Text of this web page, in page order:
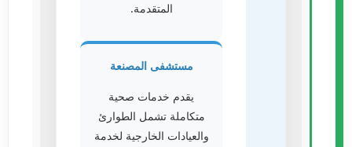
المتقدمة.
مستشفى المصنعة
يقدم خدمات صحية
متكاملة تشمل الطوارئ
والعيادات الخارجية لخدمة